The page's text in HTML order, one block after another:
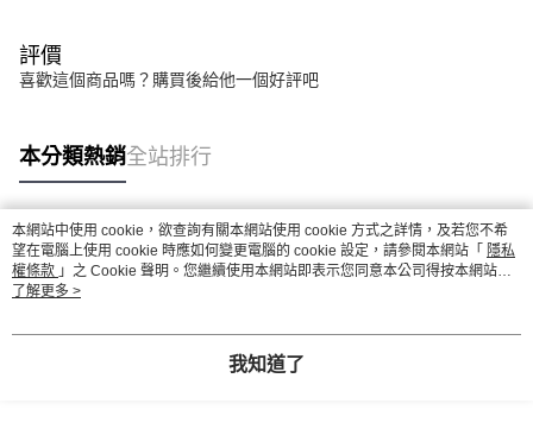
評價
喜歡這個商品嗎？購買後給他一個好評吧
本分類熱銷全站排行
熱門標籤
本網站中使用 cookie，欲查詢有關本網站使用 cookie 方式之詳情，及若您不希
望在電腦上使用 cookie 時應如何變更電腦的 cookie 設定，請參閱本網站「 隱私
權條款 」之 Cookie 聲明。您繼續使用本網站即表示您同意本公司得按本網站使
用條款之 Cookie 聲明使用 cookie。
了解更多 >
我知道了